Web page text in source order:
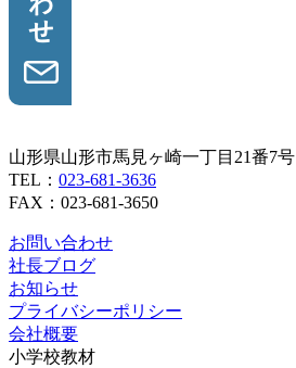
山形県山形市馬見ヶ崎一丁目21番7号
TEL： 023-681-3636
FAX：023-681-3650
お問い合わせ
社長ブログ
お知らせ
プライバシーポリシー
会社概要
小学校教材